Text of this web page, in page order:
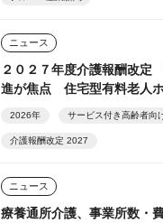
ニュース
２０２７年度介護報酬改定
進が焦点 住宅型有料老人
2026年 サービス付き高齢者向
介護報酬改定 2027
ニュース
療養通所介護、事業所数・